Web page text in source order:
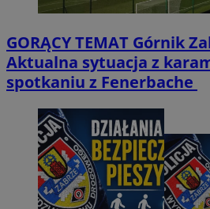
GORĄCY TEMAT Górnik
Aktualna sytuacja z
spotkaniu z Fenerbache